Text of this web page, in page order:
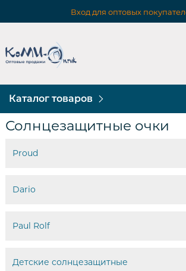
Вход для оптовых
Каталог товаров
Солнцезащитные очки
Proud
Dario
Paul Rolf
Детские солнцезащитные